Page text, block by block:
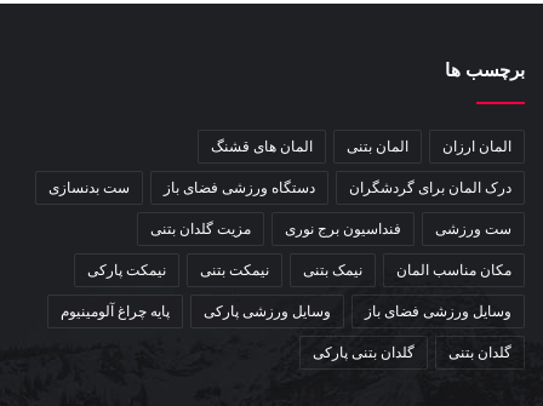
برچسب ها
المان ارزان المان بتنی المان های قشنگ
درک المان برای گردشگران دستگاه ورزشی فضای باز ست بدنسازی
ست ورزشی فنداسیون برج نوری مزیت گلدان بتنی
مکان مناسب المان نیمک بتنی نیمکت بتنی نیمکت پارکی
وسایل ورزشی فضای باز وسایل ورزشی پارکی پایه چراغ آلومینیوم
گلدان بتنی گلدان بتنی پارکی